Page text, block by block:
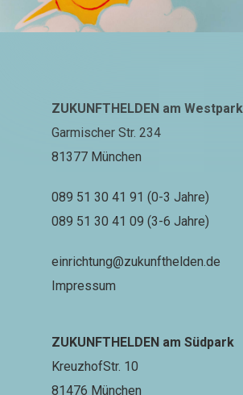
ZUKUNFTHELDEN am Westpark
Garmischer Str. 234
81377 München
089 51 30 41 91 (0-3 Jahre)
089 51 30 41 09 (3-6 Jahre)
einrichtung@zukunfthelden.de
Impressum
ZUKUNFTHELDEN am Südpark
KreuzhofStr. 10
81476 München